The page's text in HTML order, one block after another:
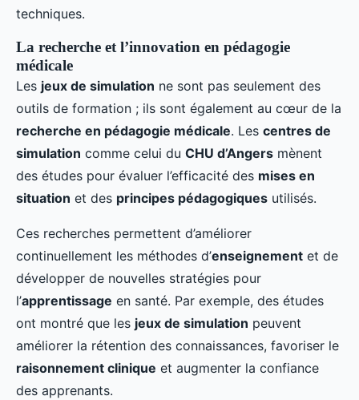
techniques.
La recherche et l’innovation en pédagogie
médicale
Les jeux de simulation ne sont pas seulement des
outils de formation ; ils sont également au cœur de la
recherche en pédagogie médicale. Les centres de
simulation comme celui du CHU d’Angers mènent
des études pour évaluer l’efficacité des mises en
situation et des principes pédagogiques utilisés.
Ces recherches permettent d’améliorer
continuellement les méthodes d’enseignement et de
développer de nouvelles stratégies pour
l’apprentissage en santé. Par exemple, des études
ont montré que les jeux de simulation peuvent
améliorer la rétention des connaissances, favoriser le
raisonnement clinique et augmenter la confiance
des apprenants.